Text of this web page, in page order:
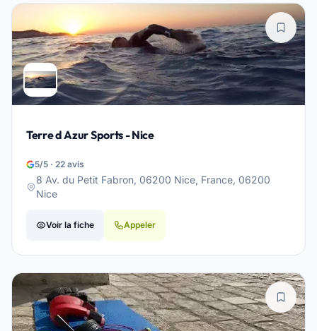
Terre d Azur Sports - Nice
5/5 · 22 avis
8 Av. du Petit Fabron, 06200 Nice, France, 06200
Nice
Voir la fiche Appeler